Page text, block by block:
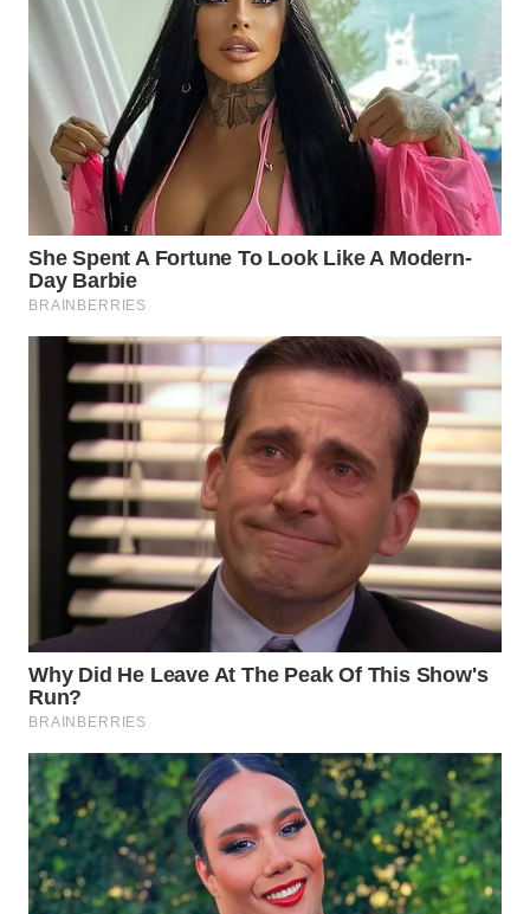
WN
PURWAKARTA
WN
PRIANGAN
TIMUR
WN
SEMARANG
WN
WN
BOROBUDUR
WN
MADURA
WN
SURABAYA
WN
NATUNA
BINTAN
WN
MANDALIKA